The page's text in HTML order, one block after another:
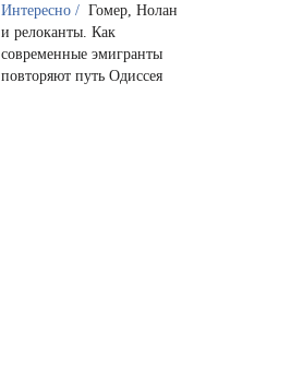
Интересно / Гомер, Нолан
и релоканты. Как
современные эмигранты
повторяют путь Одиссея